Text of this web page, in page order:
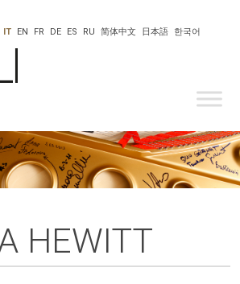
한국어
日本語
IT EN FR DE ES RU 简体中文
HEWITT